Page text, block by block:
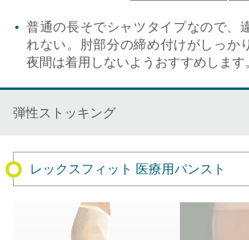
普通の長そでシャツタイプなので、
れない。肘部分の締め付けがしっか
夜間は着用しないようおすすめします
弾性ストッキング
レックスフィット 医療用パンスト